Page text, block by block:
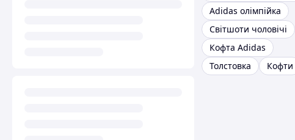
Adidas олімпійка
Світшоти чоловічі
Кофта Adidas
Толстовка
Кофти